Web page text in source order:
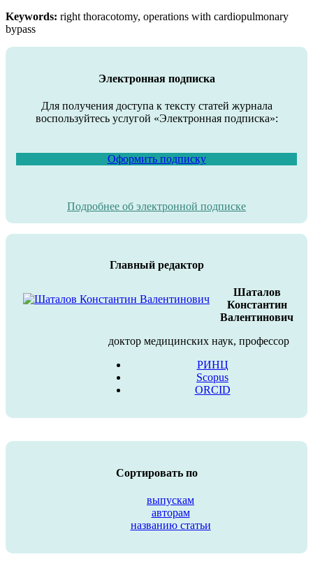
Keywords: right thoracotomy, operations with cardiopulmonary
bypass
Электронная подписка
Для получения доступа к тексту статей журнала
воспользуйтесь услугой «Электронная подписка»:
Оформить подписку
Подробнее об электронной подписке
Главный редактор
Шаталов
Константин
Валентинович
доктор медицинских наук, профессор
РИНЦ
Scopus
ORCID
Сортировать по
выпускам
авторам
названию статьи